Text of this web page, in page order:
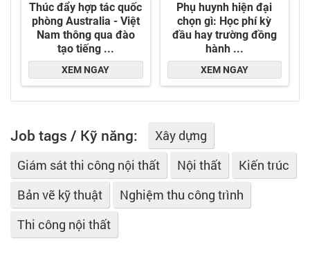
Job tags / Kỹ năng:
Xây dựng
Giám sát thi công nội thất
Nội thất
Kiến trúc
Bản vẽ kỹ thuật
Nghiệm thu công trình
Thi công nội thất